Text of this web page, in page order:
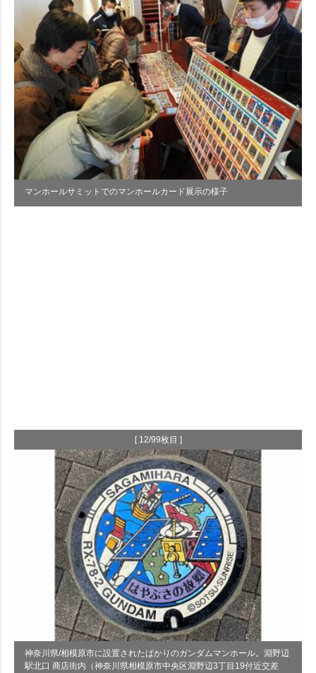
マンホールサミットでのマンホールカード展示の様子
[ 12/99枚目 ]
神奈川県/相模原市に設置されたばかりのガンダムマンホール。淵野辺
駅北口 商店街内（神奈川県相模原市中央区淵野辺3丁目19付近交差